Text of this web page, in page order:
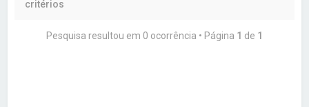
critérios
Pesquisa resultou em 0 ocorrência • Página 1 de 1